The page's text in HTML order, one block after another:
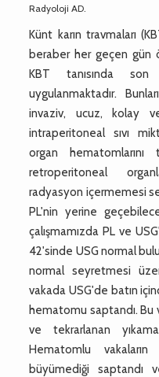
Radyoloji AD.
Künt karın travmaları
beraber her geçen gün
KBT tanısında son
uygulanmaktadır.
invaziv, ucuz, kolay
intraperitoneal sıvı
organ
retroperitoneal
radyasyon içermemesi
PL'nin yerine
çalışmamızda PL ve
42'sinde USG normal
normal seyretmesi
vakada USG'de batın
hematomu saptandı. Bu
ve tekrarlanan
Hematomlu
büyümediği saptandı